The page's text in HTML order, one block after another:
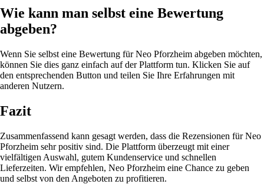
Wie kann man selbst eine Bewertung
abgeben?
Wenn Sie selbst eine Bewertung für Neo Pforzheim abgeben möchten,
können Sie dies ganz einfach auf der Plattform tun. Klicken Sie auf
den entsprechenden Button und teilen Sie Ihre Erfahrungen mit
anderen Nutzern.
Fazit
Zusammenfassend kann gesagt werden, dass die Rezensionen für Neo
Pforzheim sehr positiv sind. Die Plattform überzeugt mit einer
vielfältigen Auswahl, gutem Kundenservice und schnellen
Lieferzeiten. Wir empfehlen, Neo Pforzheim eine Chance zu geben
und selbst von den Angeboten zu profitieren.